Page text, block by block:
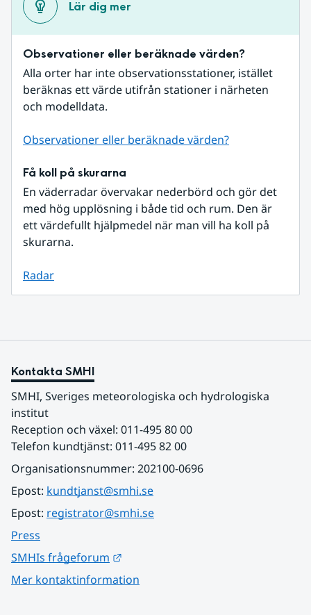
Lär dig mer
Observationer eller beräknade värden?
Alla orter har inte observationsstationer, istället
beräknas ett värde utifrån stationer i närheten
och modelldata.
Observationer eller beräknade värden?
Få koll på skurarna
En väderradar övervakar nederbörd och gör det
med hög upplösning i både tid och rum. Den är
ett värdefullt hjälpmedel när man vill ha koll på
skurarna.
Radar
Kontakta SMHI
SMHI, Sveriges meteorologiska och hydrologiska
institut
Reception och växel: 011-495 80 00
Telefon kundtjänst: 011-495 82 00
Organisationsnummer: 202100-0696
Epost: kundtjanst@smhi.se
Epost: registrator@smhi.se
Press
SMHIs frågeforum
Mer kontaktinformation